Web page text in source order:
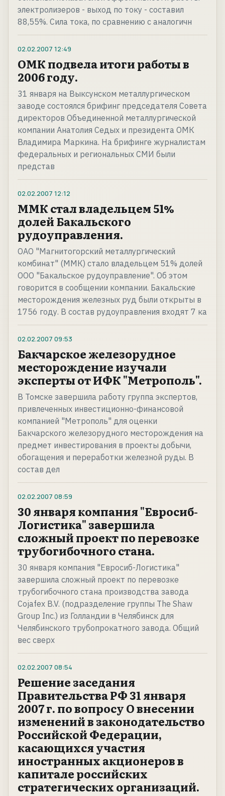
электролизеров - выход по току - составил
88,55%. Сила тока, по сравнению с аналогичн
02.02.2007 12:49
ОМК подвела итоги работы в
2006 году.
31 января на Выксунском металлургическом
заводе состоялся брифинг председателя Совета
директоров Объединенной металлургической
компании Анатолия Седых и президента ОМК
Владимира Маркина. На брифинге журналистам
федеральных и региональных СМИ были
представ
02.02.2007 12:12
ММК стал владельцем 51%
долей Бакальского
рудоуправления.
ОАО "Магнитогорский металлургический
комбинат" (ММК) стало владельцем 51% долей
ООО "Бакальское рудоуправление". Об этом
говорится в сообщении компании. Бакальские
месторождения железных руд были открыты в
1756 году. В состав рудоуправления входят 7 ка
02.02.2007 09:53
Бакчарское железорудное
месторождение изучали
эксперты от ИФК "Метрополь".
В Томске завершила работу группа экспертов,
привлеченных инвестиционно-финансовой
компанией "Метрополь" для оценки
Бакчарского железорудного месторождения на
предмет инвестирования в проекты добычи,
обогащения и переработки железной руды. В
состав дел
02.02.2007 08:59
30 января компания "Евросиб-
Логистика" завершила
сложный проект по перевозке
трубогибочного стана.
30 января компания "Евросиб-Логистика"
завершила сложный проект по перевозке
трубогибочного стана производства завода
Cojafex B.V. (подразделение группы The Shaw
Group Inc.) из Голландии в Челябинск для
Челябинского трубопрокатного завода. Общий
вес сверх
02.02.2007 08:54
Решение заседания
Правительства РФ 31 января
2007 г. по вопросу О внесении
изменений в законодательство
Российской Федерации,
касающихся участия
иностранных акционеров в
капитале российских
стратегических организаций.